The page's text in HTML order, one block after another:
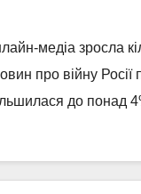
медіа зросла
про війну Росії
до понад